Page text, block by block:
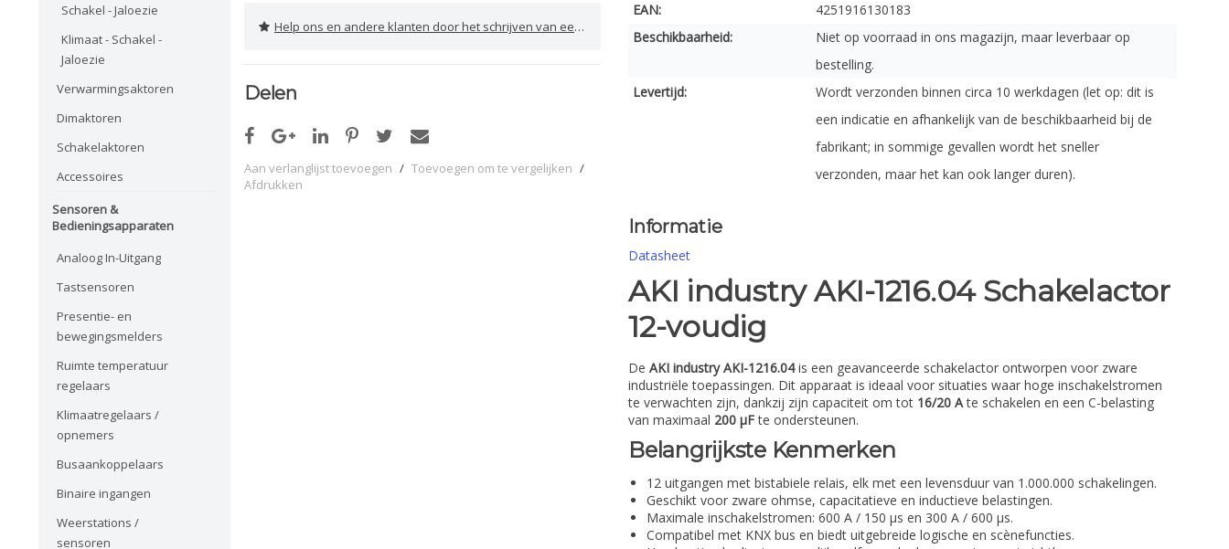
Schakel - Jaloezie
Klimaat - Schakel -
Jaloezie
Verwarmingsaktoren
Dimaktoren
Schakelaktoren
Accessoires
Sensoren &
Bedieningsapparaten
Analoog In-Uitgang
Tastsensoren
Presentie- en
bewegingsmelders
Ruimte temperatuur
regelaars
Klimaatregelaars /
opnemers
Busaankoppelaars
Binaire ingangen
Weerstations /
sensoren
Help ons en andere klanten door het schrijven van een review
Delen
Aan verlanglijst toevoegen / Toevoegen om te vergelijken /
Afdrukken
EAN:
4251916130183
Beschikbaarheid:
Niet op voorraad in ons magazijn, maar leverbaar op
bestelling.
Levertijd:
Wordt verzonden binnen circa 10 werkdagen (let op: dit is
een indicatie en afhankelijk van de beschikbaarheid bij de
fabrikant; in sommige gevallen wordt het sneller
verzonden, maar het kan ook langer duren).
Informatie
Datasheet
AKI industry AKI-1216.04 Schakelactor
12-voudig
De AKI industry AKI-1216.04is een geavanceerde schakelactor ontworpen voor zware
industriële toepassingen. Dit apparaat is ideaal voor situaties waar hoge inschakelstromen
te verwachten zijn, dankzij zijn capaciteit om tot 16/20 Ate schakelen en een C-belasting
van maximaal 200 µFte ondersteunen.
Belangrijkste Kenmerken
12 uitgangen met bistabiele relais, elk met een levensduur van 1.000.000 schakelingen.
Geschikt voor zware ohmse, capacitatieve en inductieve belastingen.
Maximale inschakelstromen: 600 A / 150 µs en 300 A / 600 µs.
Compatibel met KNX bus en biedt uitgebreide logische en scènefuncties.